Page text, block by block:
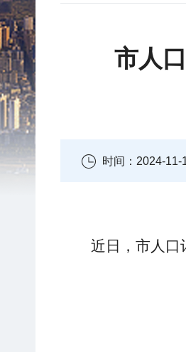
市人
时间：2024-11-
近日，市人口